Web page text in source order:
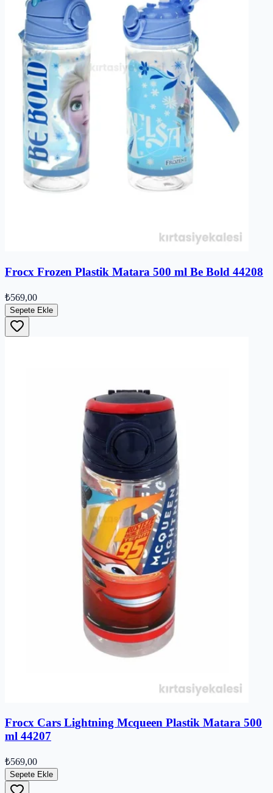
Frocx Frozen Plastik Matara 500 ml Be Bold 44208
₺569,00
Sepete Ekle
Frocx Cars Lightning Mcqueen Plastik Matara 500
ml 44207
₺569,00
Sepete Ekle